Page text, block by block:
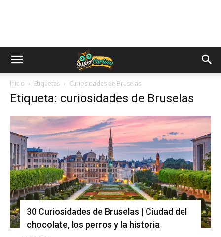
Inicio Etiquetas Curiosidades de Bruselas
Etiqueta: curiosidades de Bruselas
30 Curiosidades de Bruselas | Ciudad del
chocolate, los perros y la historia